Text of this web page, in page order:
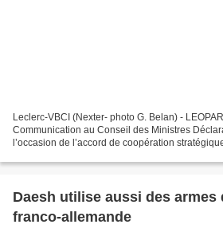
Leclerc-VBCI (Nexter- photo G. Belan) -
Communication au Conseil des Ministres
l’occasion de l’accord de coopération
Daesh utilise aussi des armes
franco-allemande